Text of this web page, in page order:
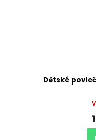
Dětské